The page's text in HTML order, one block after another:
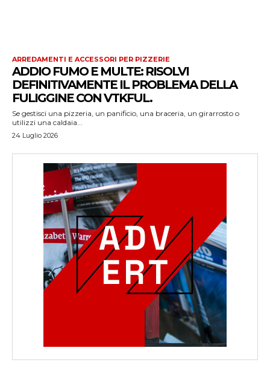
ARREDAMENTI E ACCESSORI PER PIZZERIE
ADDIO FUMO E MULTE: RISOLVI
DEFINITIVAMENTE IL PROBLEMA DELLA
FULIGGINE CON VTKFUL.
Se gestisci una pizzeria, un panificio, una braceria, un girarrosto o
utilizzi una caldaia...
24 Luglio 2026